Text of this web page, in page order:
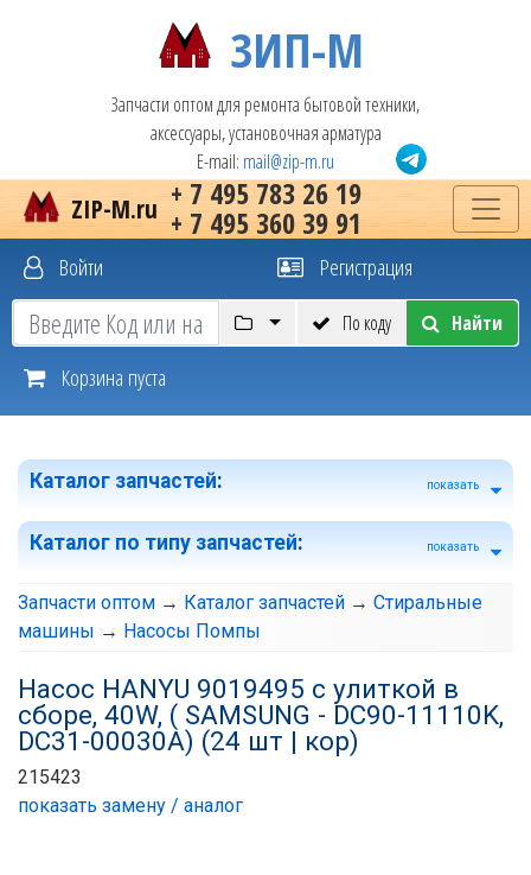
ЗИП-М
Запчасти оптом для ремонта бытовой техники,
аксессуары, установочная арматура
E-mail: mail@zip-m.ru
+ 7 495 783 26 19
+ 7 495 360 39 91
ZIP-M.ru
Войти Регистрация
По коду Найти
Корзина пуста
Каталог запчастей: показать
Каталог по типу запчастей: показать
Запчасти оптом → Каталог запчастей → Стиральные
машины → Насосы Помпы
Насос HANYU 9019495 с улиткой в
сборе, 40W, ( SAMSUNG - DC90-11110K,
DC31-00030A) (24 шт | кор)
215423
показать замену / аналог